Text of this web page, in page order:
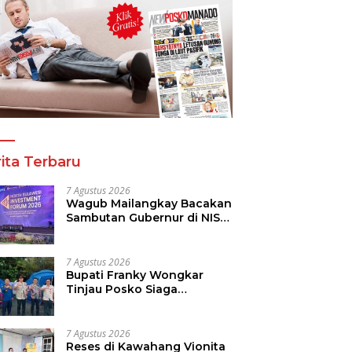
Terbaru
7 Agustus 2026
Wagub Mailangkay Bacakan
Sambutan Gubernur di NISF
Hilirisasi Kelapa ke Investor
7 Agustus 2026
Bupati Franky Wongkar
Tinjau Posko Siaga
Musim Kemarau
7 Agustus 2026
Reses di Kawahang Vionita